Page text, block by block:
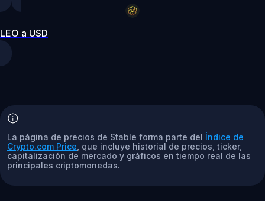
LEO a USD
La página de precios de Stable forma parte del Índice de
Crypto.com Price , que incluye historial de precios, ticker,
capitalización de mercado y gráficos en tiempo real de las
principales criptomonedas.